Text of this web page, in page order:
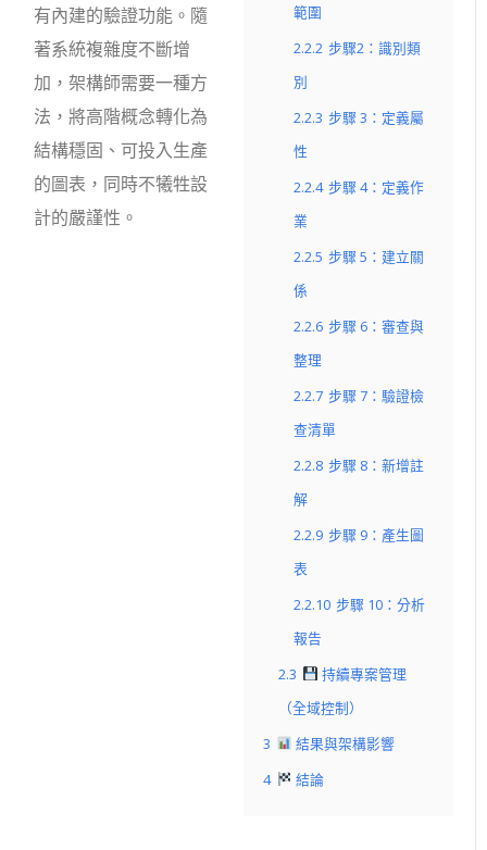
範圍
2.2.2 步驟2：識別類
別
2.2.3 步驟 3：定義屬
性
2.2.4 步驟 4：定義作
業
2.2.5 步驟 5：建立關
係
2.2.6 步驟 6：審查與
整理
2.2.7 步驟 7：驗證檢
查清單
2.2.8 步驟 8：新增註
解
2.2.9 步驟 9：產生圖
表
2.2.10 步驟 10：分析
報告
2.3
持續專案管理
（全域控制）
3
結果與架構影響
4
結論
有內建的驗證功能。隨
著系統複雜度不斷增
加，架構師需要一種方
法，將高階概念轉化為
結構穩固、可投入生產
的圖表，同時不犧牲設
計的嚴謹性。